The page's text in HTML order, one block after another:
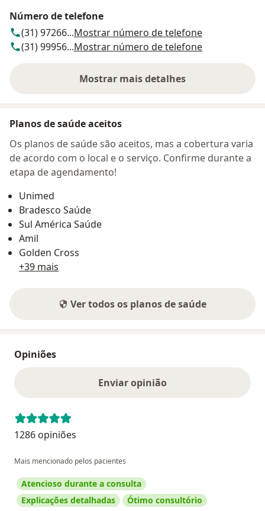
Número de telefone
(31) 97266...Mostrar número de telefone
(31) 99956...Mostrar número de telefone
Mostrar mais detalhes
sobre o endereço
Planos de saúde aceitos
Os planos de saúde são aceitos, mas a cobertura varia
de acordo com o local e o serviço. Confirme durante a
etapa de agendamento!
Unimed
Bradesco Saúde
Sul América Saúde
Amil
Golden Cross
+39 mais
Ver todos os planos de saúde
Opiniões
Enviar opinião
1286 opiniões
Mais mencionado pelos pacientes
Atencioso durante a consulta
Explicações detalhadas
Ótimo consultório